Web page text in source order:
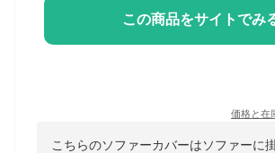
この商品をサイトでみ
価格と在
こちらのソファーカバーはソファーに